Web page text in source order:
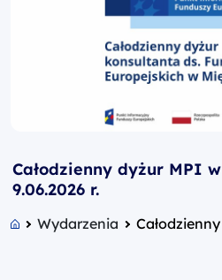
Całodzienny dyżur MPI
9.06.2026 r.
Wydarzenia